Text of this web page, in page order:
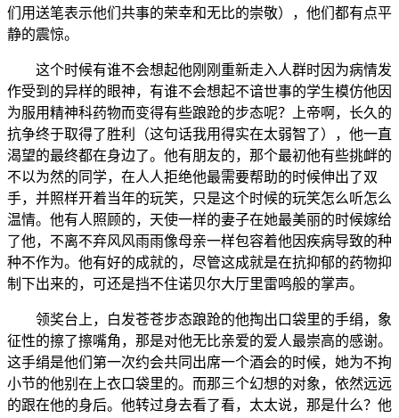
们用送笔表示他们共事的荣幸和无比的崇敬），他们都有点平
静的震惊。
这个时候有谁不会想起他刚刚重新走入人群时因为病情发
作受到的异样的眼神，有谁不会想起不谙世事的学生模仿他因
为服用精神科药物而变得有些踉跄的步态呢？上帝啊，长久的
抗争终于取得了胜利（这句话我用得实在太弱智了），他一直
渴望的最终都在身边了。他有朋友的，那个最初他有些挑衅的
不以为然的同学，在人人拒绝他最需要帮助的时候伸出了双
手，并照样开着当年的玩笑，只是这个时候的玩笑怎么听怎么
温情。他有人照顾的，天使一样的妻子在她最美丽的时候嫁给
了他，不离不弃风风雨雨像母亲一样包容着他因疾病导致的种
种不作为。他有好的成就的，尽管这成就是在抗抑郁的药物抑
制下出来的，可还是挡不住诺贝尔大厅里雷鸣般的掌声。
领奖台上，白发苍苍步态踉跄的他掏出口袋里的手绢，象
征性的擦了擦嘴角，那是对他无比亲爱的爱人最崇高的感谢。
这手绢是他们第一次约会共同出席一个酒会的时候，她为不拘
小节的他别在上衣口袋里的。而那三个幻想的对象，依然远远
的跟在他的身后。他转过身去看了看，太太说，那是什么？他